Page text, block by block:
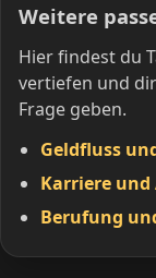
Weitere
Hier findest du
vertiefen und
Frage geben.
Geldfluss
Karriere und
Berufung